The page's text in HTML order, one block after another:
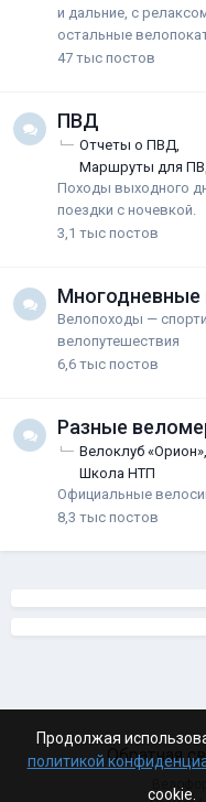
и дальние, с
остальные
47 тыс постов
ПВД
Отчеты о ПВД
Маршруты для
Походы выходного
поездки с ночевкой.
3,1 тыс постов
Многодневные
Велопоходы —
велопутешествия
6,6 тыс постов
Разные
Велоклуб «Орион»
Школа НТП
Официальные
8,3 тыс постов
Обратная
Продолжая
политикой
cookie.